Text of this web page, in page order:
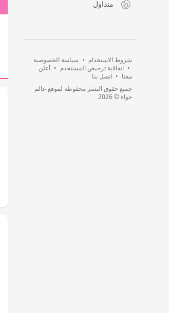
متداول
شروط الاستخدام • سياسة الخصوصية
• اتفاقية ترخيص المستخدم • أعلن
معنا • اتصل بنا
جميع حقوق النشر محفوظة لموقع عالم
حواء © 2026